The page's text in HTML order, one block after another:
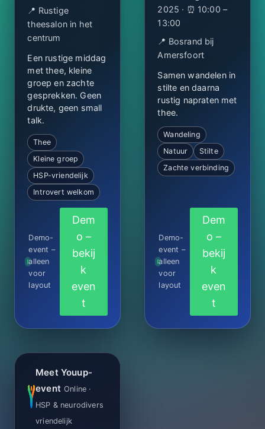
📍 Rustige
theesalon in het
centrum
Een rustige middag
met thee, kleine
groep en zachte
gesprekken. Geen
drukte, geen small
talk.
Thee
Kleine groep
HSP-vriendelijk
Introvert welkom
Demo-
event –
alleen
voor
layout
Dem
o –
bekij
k
even
t
2025 · ⏰ 10:00 –
13:00
📍 Bosrand bij
Amersfoort
Samen wandelen in
stilte en daarna
rustig napraten met
thee.
Wandeling
Natuur
Stilte
Zachte verbinding
Demo-
event –
alleen
voor
layout
Dem
o –
bekij
k
even
t
Meet Youup-
event Online ·
HSP & neurodivers
vriendelijk